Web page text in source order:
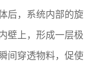
后，系统内部的旋
壁上，形成一层极
间穿透物料，促使